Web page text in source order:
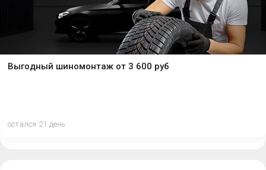
Выгодный шиномонтаж от 3 600 руб
остался 21 день